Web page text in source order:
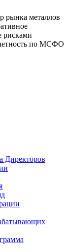
рынка металлов
рисками
по МСФО
Директоров